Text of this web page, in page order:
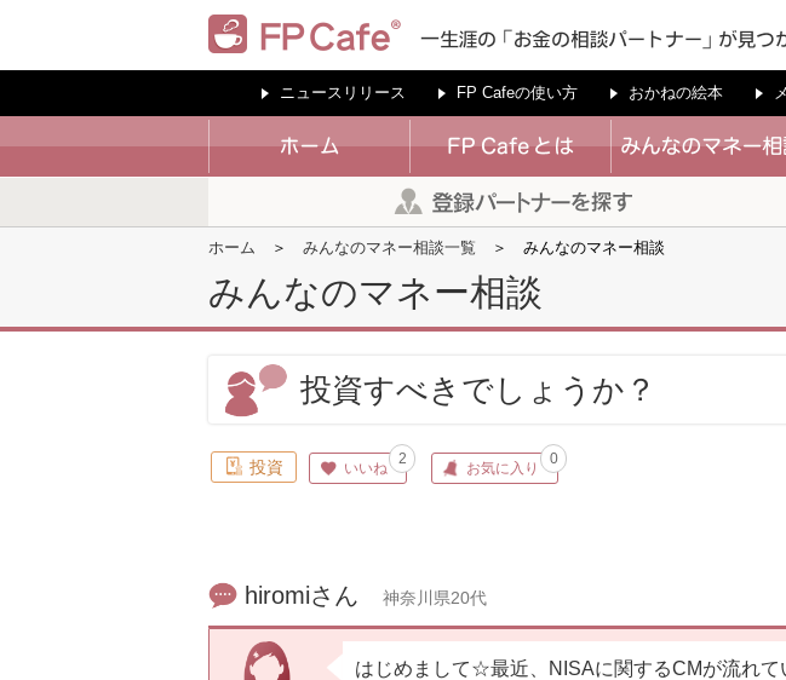
ニュースリリース FP Cafeの使い方 おかねの絵本
ホーム みんなのマネー相談一覧 みんなのマネー相談
みんなのマネー相談
投資すべきでしょうか？
投資 いいね
2
お気に入り
0
hiromiさん 神奈川県20代
はじめまして☆最近、NISAに関するCMが流れて